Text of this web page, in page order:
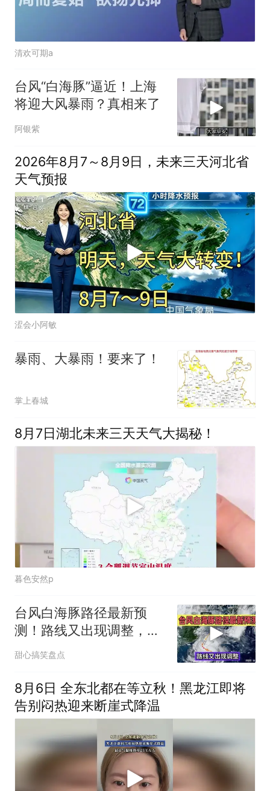
清欢可期a
台风“白海豚”逼近！上海
将迎大风暴雨？真相来了
阿银紫
2026年8月7～8月9日，未来三天河北省
天气预报
涩会小阿敏
暴雨、大暴雨！要来了！
掌上春城
8月7日湖北未来三天天气大揭秘！
暮色安然p
台风白海豚路径最新预
测！路线又出现调整，沿
海居民务必留意
甜心搞笑盘点
8月6日 全东北都在等立秋！黑龙江即将
告别闷热迎来断崖式降温